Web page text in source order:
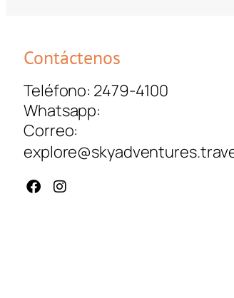
Contáctenos
Teléfono: 2479-4100
Whatsapp:
Correo: